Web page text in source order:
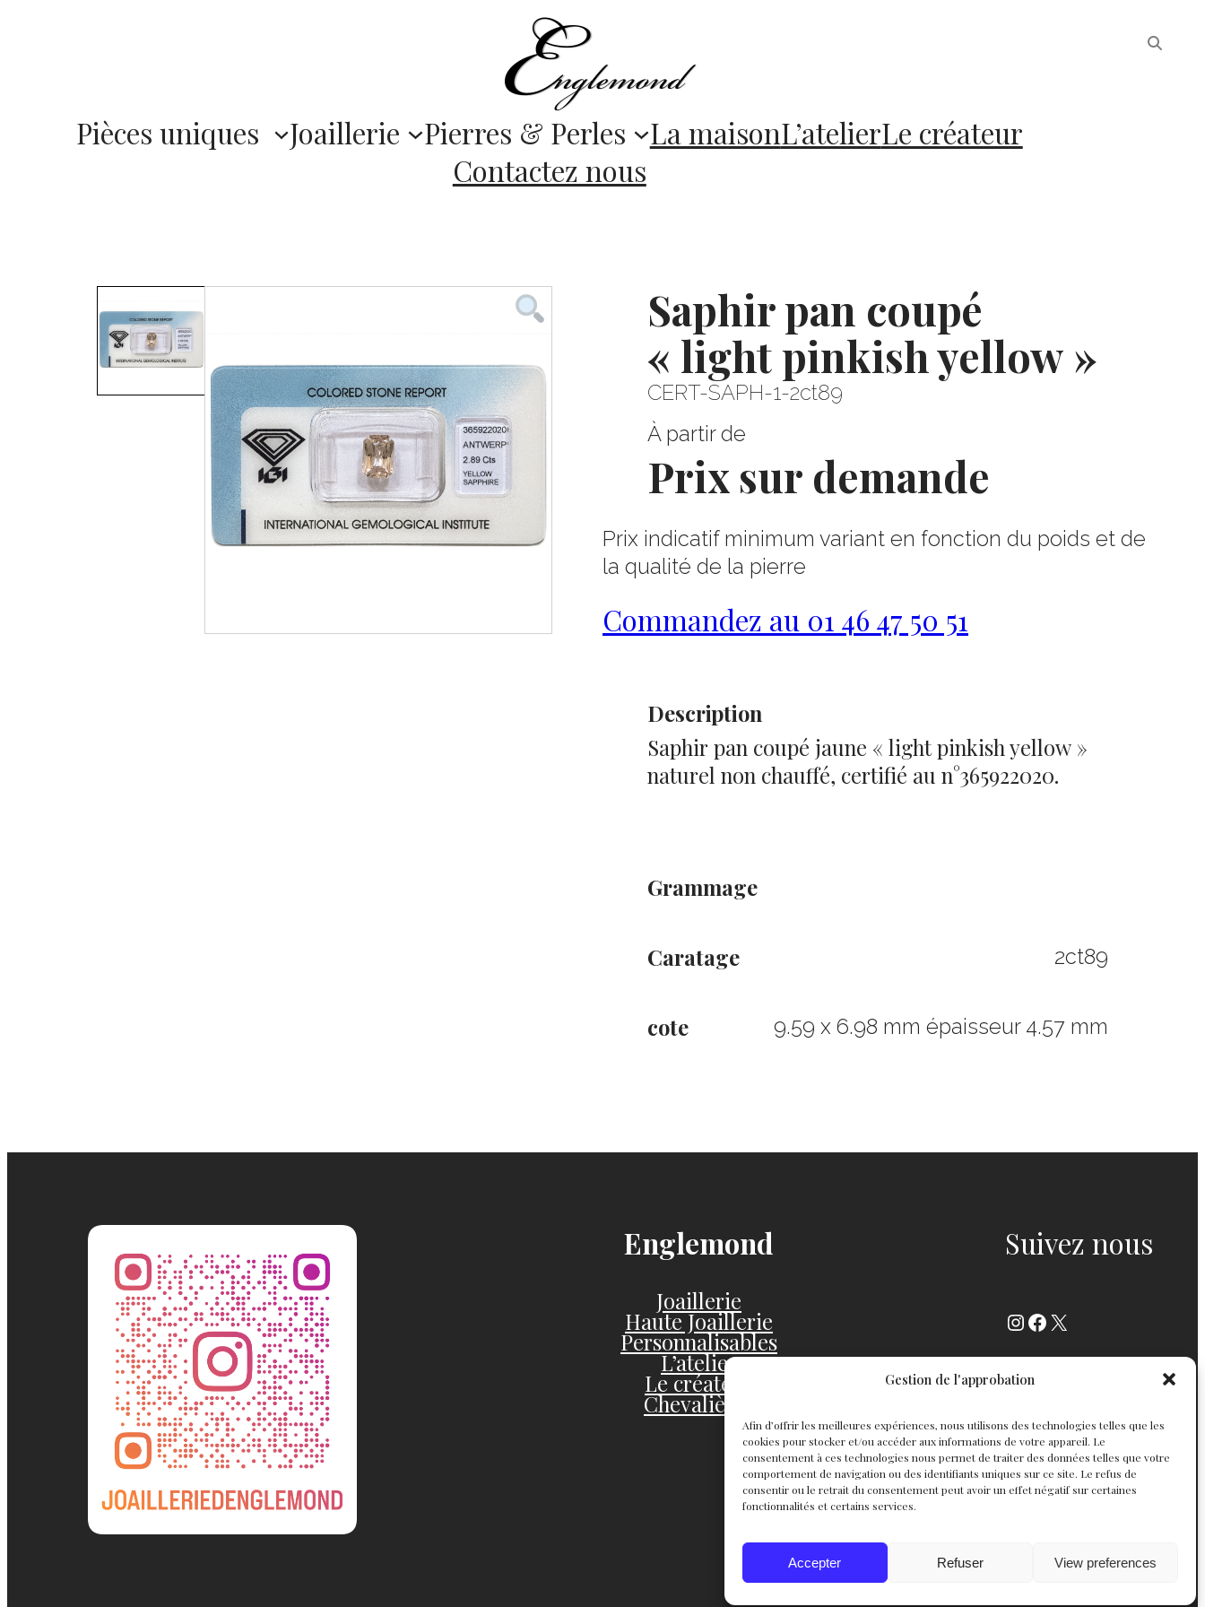
Gestion de l'approbation
Afin d’offrir les meilleures expériences, nous utilisons des technologies telles que les
cookies pour stocker et/ou accéder aux informations de votre appareil. Le
consentement à ces technologies nous permet de traiter des données telles que votre
comportement de navigation ou des identifiants uniques sur ce site. Le refus de
consentir ou le retrait du consentement peut avoir un effet négatif sur certaines
fonctionnalités et certains services.
Accepter Refuser View preferences
Pièces uniques Joaillerie Pierres & Perles La maisonL’atelierLe créateur
Contactez nous
Saphir pan coupé
« light pinkish yellow »
CERT-SAPH-1-2ct89
À partir de
Prix sur demande
Prix indicatif minimum variant en fonction du poids et de
la qualité de la pierre
Commandez au 01 46 47 50 51
Description
Saphir pan coupé jaune « light pinkish yellow »
naturel non chauffé, certifié au n°365922020.
Grammage
Caratage 2ct89
cote 9.59 x 6.98 mm épaisseur 4.57 mm
Englemond
Joaillerie
Haute Joaillerie
Personnalisables
L’atelier
Le créateur
Chevalières
Suivez nous
Instagram
Facebook
X